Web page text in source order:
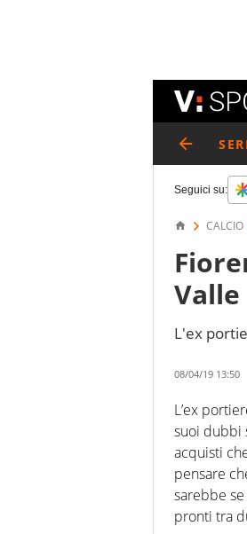
Seguici su:
CALCIO
Valle
L'ex
08/04/19 13:50
L’ex
suoi dubbi
acquisti
pensare
sarebbe
pronti tra